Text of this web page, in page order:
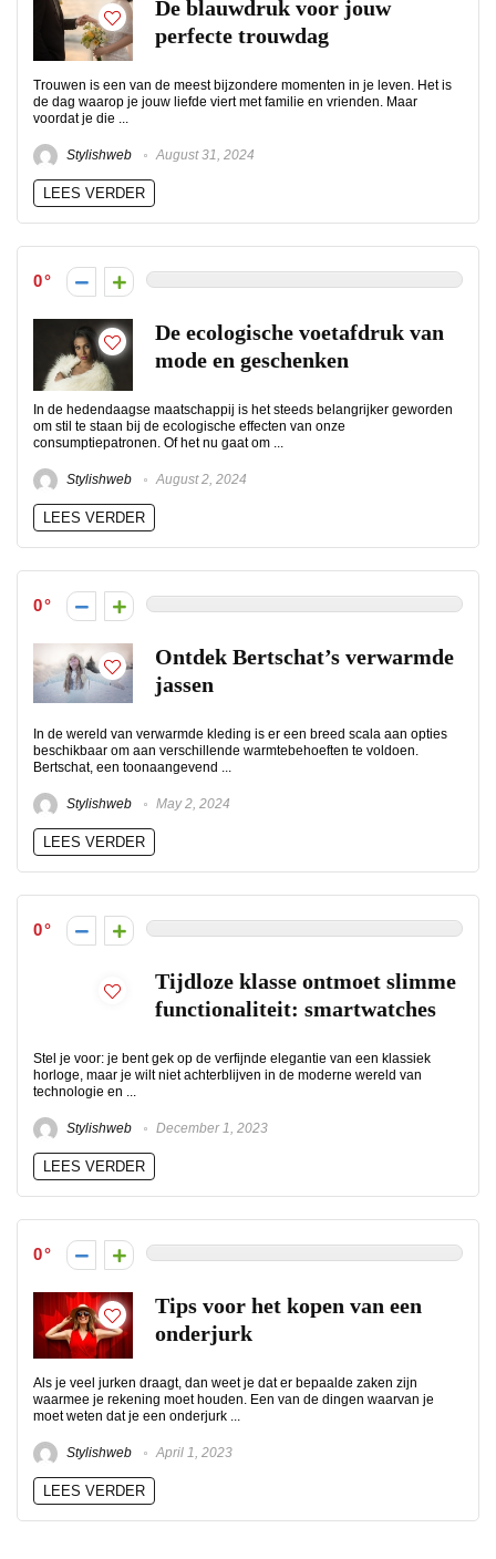
De blauwdruk voor jouw
perfecte trouwdag
Trouwen is een van de meest bijzondere momenten in je leven. Het is
de dag waarop je jouw liefde viert met familie en vrienden. Maar
voordat je die ...
Stylishweb August 31, 2024
LEES VERDER
0
De ecologische voetafdruk van
mode en geschenken
In de hedendaagse maatschappij is het steeds belangrijker geworden
om stil te staan bij de ecologische effecten van onze
consumptiepatronen. Of het nu gaat om ...
Stylishweb August 2, 2024
LEES VERDER
0
Ontdek Bertschat’s verwarmde
jassen
In de wereld van verwarmde kleding is er een breed scala aan opties
beschikbaar om aan verschillende warmtebehoeften te voldoen.
Bertschat, een toonaangevend ...
Stylishweb May 2, 2024
LEES VERDER
0
Tijdloze klasse ontmoet slimme
functionaliteit: smartwatches
Stel je voor: je bent gek op de verfijnde elegantie van een klassiek
horloge, maar je wilt niet achterblijven in de moderne wereld van
technologie en ...
Stylishweb December 1, 2023
LEES VERDER
0
Tips voor het kopen van een
onderjurk
Als je veel jurken draagt, dan weet je dat er bepaalde zaken zijn
waarmee je rekening moet houden. Een van de dingen waarvan je
moet weten dat je een onderjurk ...
Stylishweb April 1, 2023
LEES VERDER